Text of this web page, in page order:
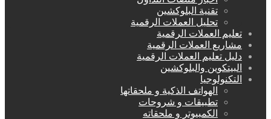
تقنية البلوكشين
تحليل العملات الرقمية
تعليم العملات الرقمية
مشاريع العملات الرقمية
دليل تعليم العملات الرقمية
البيتكوين والبلوكشين
التكنولوجيا
الهواتف الذكية و ملحقاتها
تطبيقات و شروحات
الكمبيوتر و ملحقاته